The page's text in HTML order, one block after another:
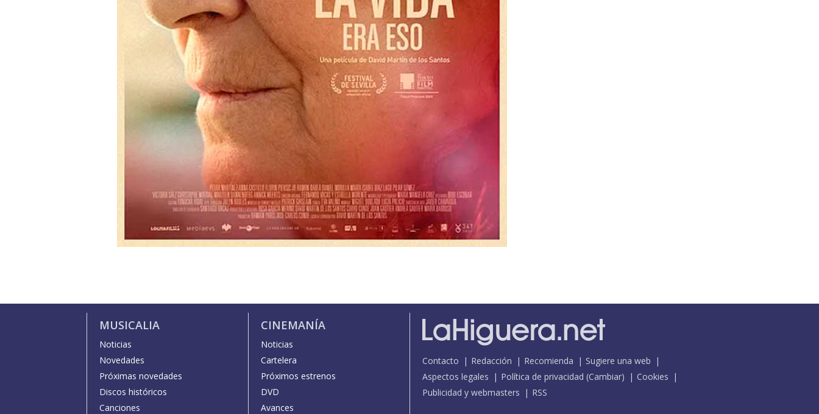
MUSICALIA
Noticias
Novedades
Próximas novedades
Discos históricos
Canciones
CINEMANÍA
Noticias
Cartelera
Próximos estrenos
DVD
Avances
Contacto Redacción Recomienda
Sugiere una web
Aspectos legales
Política de privacidad (Cambiar)
Cookies
Publicidad y webmasters
RSS